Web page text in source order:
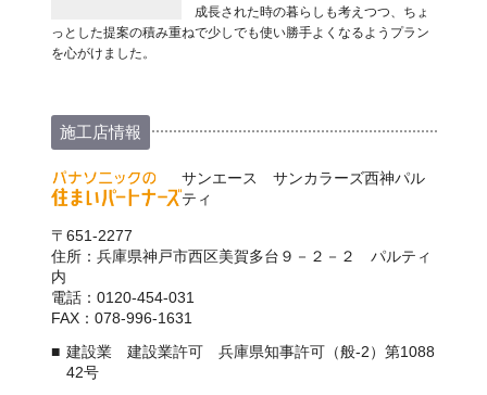
成長された時の暮らしも考えつつ、ちょ
っとした提案の積み重ねで少しでも使い勝手よくなるようプラン
を心がけました。
施工店情報
サンエース サンカラーズ西神パル
ティ
〒651-2277
住所：兵庫県神戸市西区美賀多台９－２－２ パルティ
内
電話：0120-454-031
FAX：078-996-1631
建設業 建設業許可 兵庫県知事許可（般-2）第1088
42号